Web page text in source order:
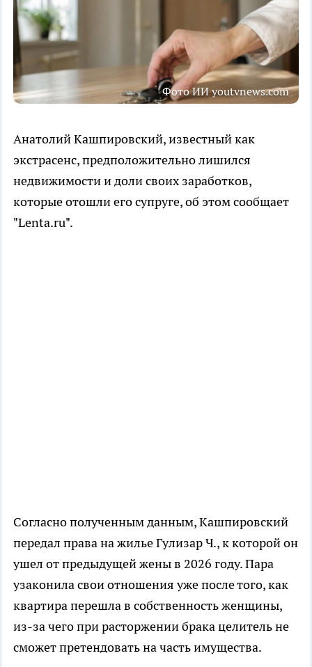
Фото ИИ youtvnews.com
Анатолий Кашпировский, известный как
экстрасенс, предположительно лишился
недвижимости и доли своих заработков,
которые отошли его супруге, об этом сообщает
"Lenta.ru".
Согласно полученным данным, Кашпировский
передал права на жилье Гулизар Ч., к которой он
ушел от предыдущей жены в 2026 году. Пара
узаконила свои отношения уже после того, как
квартира перешла в собственность женщины,
из-за чего при расторжении брака целитель не
сможет претендовать на часть имущества.